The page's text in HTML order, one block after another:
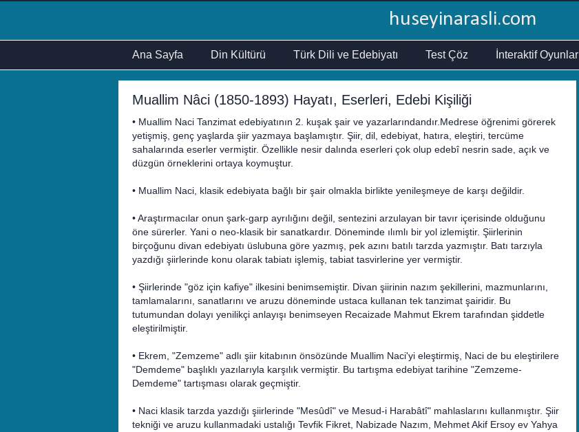
huseyinarasli.com
Ana Sayfa Din Kültürü Türk Dili ve Edebiyatı Test Çöz İnteraktif Oyunlar
Muallim Nâci (1850-1893) Hayatı, Eserleri, Edebi Kişiliği
• Muallim Naci Tanzimat edebiyatının 2. kuşak şair ve yazarlarındandır.Medrese öğrenimi görerek
yetişmiş, genç yaşlarda şiir yazmaya başlamıştır. Şiir, dil, edebiyat, hatıra, eleştiri, tercüme
sahalarında eserler vermiştir. Özellikle nesir dalında eserleri çok olup edebî nesrin sade, açık ve
düzgün örneklerini ortaya koymuştur.
• Muallim Naci, klasik edebiyata bağlı bir şair olmakla birlikte yenileşmeye de karşı değildir.
• Araştırmacılar onun şark-garp ayrılığını değil, sentezini arzulayan bir tavır içerisinde olduğunu
öne sürerler. Yani o neo-klasik bir sanatkardır. Döneminde ılımlı bir yol izlemiştir. Şiirlerinin
birçoğunu divan edebiyatı üslubuna göre yazmış, pek azını batılı tarzda yazmıştır. Batı tarzıyla
yazdığı şiirlerinde konu olarak tabiatı işlemiş, tabiat tasvirlerine yer vermiştir.
• Şiirlerinde "göz için kafiye" ilkesini benimsemiştir. Divan şiirinin nazım şekillerini, mazmunlarını,
tamlamalarını, sanatlarını ve aruzu döneminde ustaca kullanan tek tanzimat şairidir. Bu
tutumundan dolayı yenilikçi anlayışı benimseyen Recaizade Mahmut Ekrem tarafından şiddetle
eleştirilmiştir.
• Ekrem, "Zemzeme" adlı şiir kitabının önsözünde Muallim Naci'yi eleştirmiş, Naci de bu eleştirilere
"Demdeme" başlıklı yazılarıyla karşılık vermiştir. Bu tartışma edebiyat tarihine "Zemzeme-
Demdeme" tartışması olarak geçmiştir.
• Naci klasik tarzda yazdığı şiirlerinde "Mesûdî" ve Mesud-i Harabâtî" mahlaslarını kullanmıştır. Şiir
tekniği ve aruzu kullanmadaki ustalığı Tevfik Fikret, Nabizade Nazım, Mehmet Akif Ersoy ev Yahya